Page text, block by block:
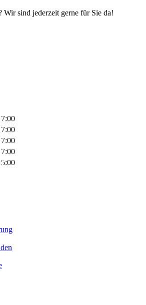
Wir sind jederzeit gerne für Sie da!